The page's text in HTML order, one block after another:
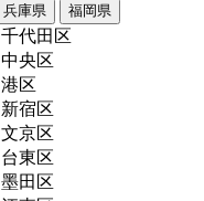
兵庫県 福岡県
千代田区
中央区
港区
新宿区
文京区
台東区
墨田区